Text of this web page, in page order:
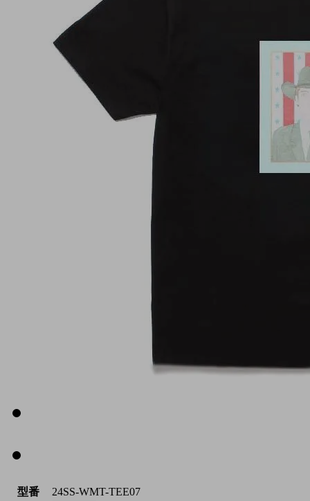
型番
24SS-WMT-TEE07